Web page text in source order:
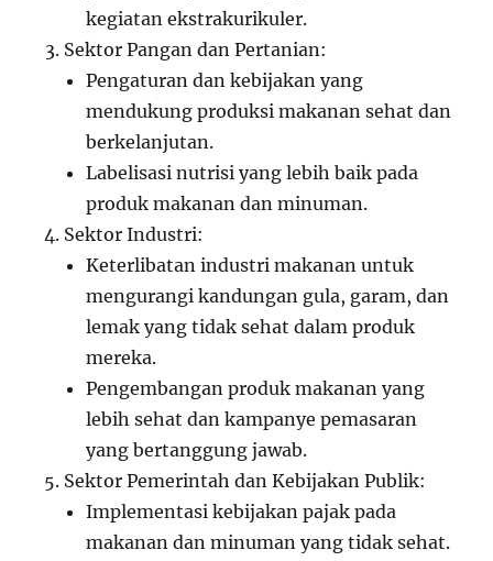
kegiatan ekstrakurikuler.
Sektor Pangan dan Pertanian:
Pengaturan dan kebijakan yang
mendukung produksi makanan sehat dan
berkelanjutan.
Labelisasi nutrisi yang lebih baik pada
produk makanan dan minuman.
Sektor Industri:
Keterlibatan industri makanan untuk
mengurangi kandungan gula, garam, dan
lemak yang tidak sehat dalam produk
mereka.
Pengembangan produk makanan yang
lebih sehat dan kampanye pemasaran
yang bertanggung jawab.
Sektor Pemerintah dan Kebijakan Publik:
Implementasi kebijakan pajak pada
makanan dan minuman yang tidak sehat.